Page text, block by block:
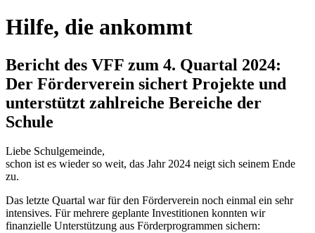
Hilfe, die ankommt
Bericht des VFF zum 4. Quartal 2024:
Der Förderverein sichert Projekte und
unterstützt zahlreiche Bereiche der
Schule
Liebe Schulgemeinde,
schon ist es wieder so weit, das Jahr 2024 neigt sich seinem Ende
zu.
Das letzte Quartal war für den Förderverein noch einmal ein sehr
intensives. Für mehrere geplante Investitionen konnten wir
finanzielle Unterstützung aus Förderprogrammen sichern: